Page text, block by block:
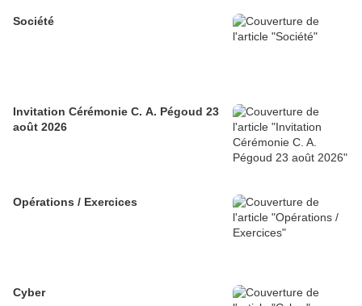
Société
Invitation Cérémonie C. A. Pégoud 23
août 2026
Opérations / Exercices
Cyber